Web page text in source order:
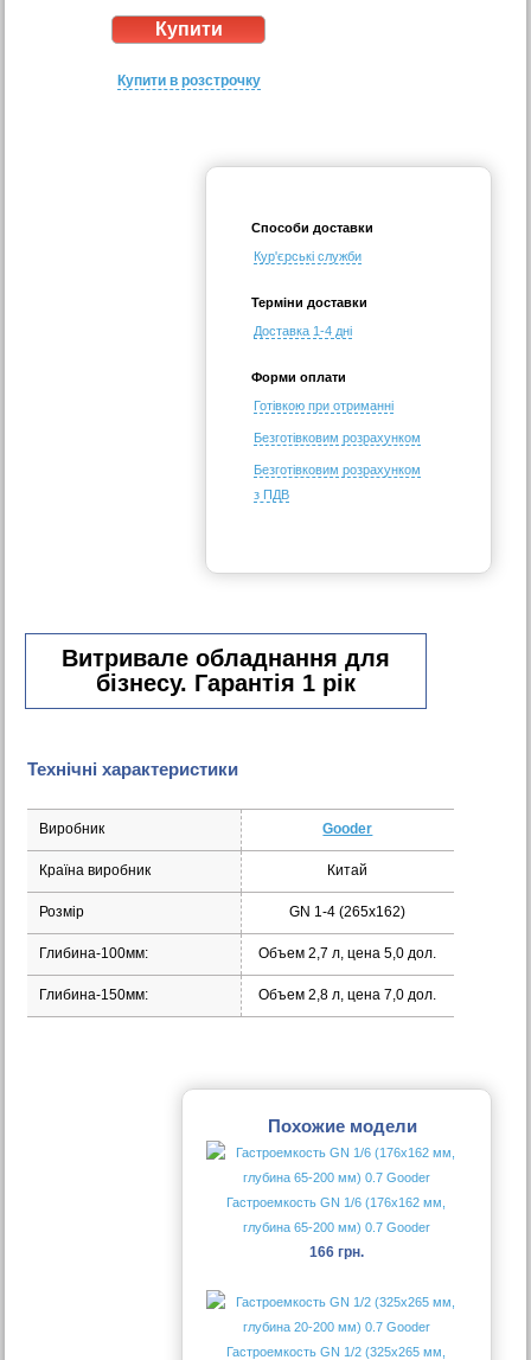
Купити в розстрочку
Способи доставки
Кур'єрські служби
Терміни доставки
Доставка 1-4 дні
Форми оплати
Готівкою при отриманні
Безготівковим розрахунком
Безготівковим розрахунком
з ПДВ
Витривале обладнання для
бізнесу. Гарантія 1 рік
Технічні характеристики
Виробник Gooder
Країна виробник Китай
Розмір GN 1-4 (265х162)
Глибина-100мм: Объем 2,7 л, цена 5,0 дол.
Глибина-150мм: Объем 2,8 л, цена 7,0 дол.
Похожие модели
Гастроемкость GN 1/6 (176х162 мм,
глубина 65-200 мм) 0.7 Gooder
166 грн.
Гастроемкость GN 1/2 (325х265 мм,